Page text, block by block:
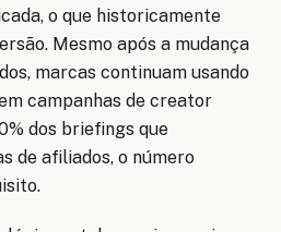
o que historicamente
Mesmo após a mudança
marcas continuam usando
campanhas de creator
dos briefings que
de afiliados, o número